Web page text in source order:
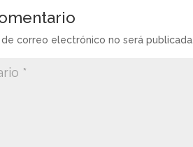
correo electrónico no será publicada.